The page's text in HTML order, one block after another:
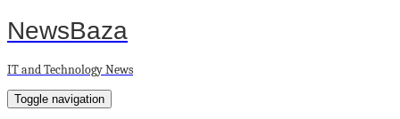
NewsBaza
IT and Technology News
Toggle navigation